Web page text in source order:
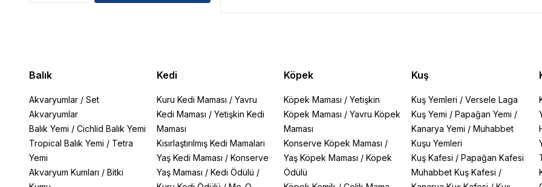
Balık
Akvaryumlar / Set
Akvaryumlar
Balık Yemi / Cichlid Balık Yemi
Tropical Balık Yemi / Tetra
Yemi
Akvaryum Kumları / Bitki
Kedi
Kuru Kedi Maması / Yavru
Kedi Maması / Yetişkin Kedi
Maması
Kısırlaştırılmış Kedi Mamaları
Yaş Kedi Maması / Konserve
Yaş Maması / Kedi Ödülü /
Köpek
Köpek Maması /Yetişkin
Köpek Maması /Yavru Köpek
Maması
Konserve Köpek Maması /
Yaş Köpek Maması /Köpek
Ödülü
Kuş
Kuş Yemleri / Versele Laga
Kuş Yemi / Papağan Yemi /
Kanarya Yemi / Muhabbet
Kuşu Yemleri
Kuş Kafesi / Papağan Kafesi
Muhabbet Kuş Kafesi /